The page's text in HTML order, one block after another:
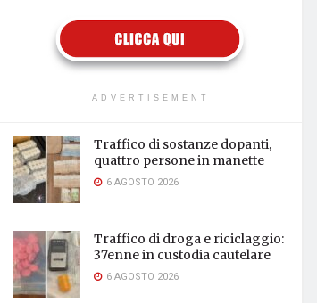
ADVERTISEMENT
Traffico di sostanze dopanti,
quattro persone in manette
6 AGOSTO 2026
Traffico di droga e riciclaggio:
37enne in custodia cautelare
6 AGOSTO 2026